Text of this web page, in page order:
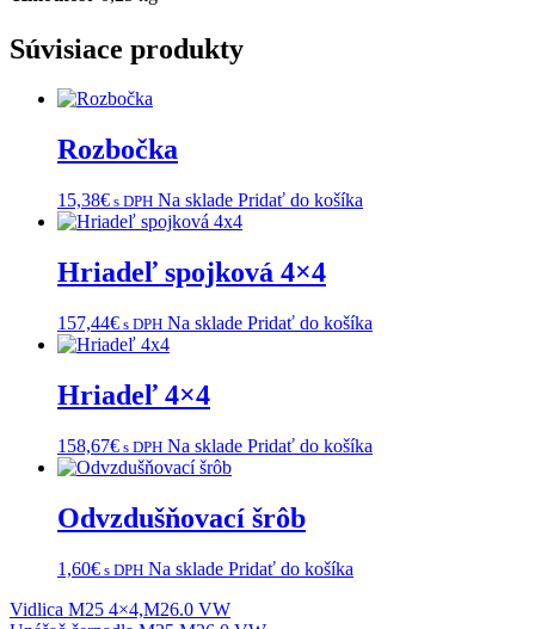
Súvisiace produkty
Rozbočka
15,38€ s DPH Na sklade Pridať do košíka
Hriadeľ spojková 4×4
157,44€ s DPH Na sklade Pridať do košíka
Hriadeľ 4×4
158,67€ s DPH Na sklade Pridať do košíka
Odvzdušňovací šrôb
1,60€ s DPH Na sklade Pridať do košíka
Navigácia
Vidlica M25 4×4,M26.0 VW